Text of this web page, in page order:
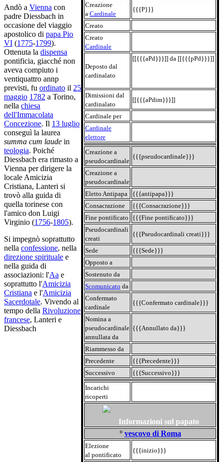
Creazione
a Cardinale
{{{P}}}
Creato
Creato
Cardinale
Deposto dal
cardinalato
[[{{{aPd}}}]] da [[{{{pPd}}}]]
Dimissioni dal
cardinalato
[[{{{aPdim}}}]]
Cardinale per
Cardinale
elettore
Creazione a
pseudocardinale
{{{pseudocardinale}}}
Creazione a
pseudocardinale
Eletto Antipapa
{{{antipapa}}}
Consacrazione
{{{Consacrazione}}}
Fine pontificato
{{{Fine pontificato}}}
Pseudocardinali
creati
{{{Pseudocardinali creati}}}
Sede
{{{Sede}}}
Opposto a
Sostenuto da
Scomunicato da
Confermato
cardinale
{{{Confermato cardinale}}}
Nomina a
pseudocardinale
annullata da
{{{Annullato da}}}
Riammesso da
Precedente
{{{Precedente}}}
Successivo
{{{Successivo}}}
Incarichi
ricoperti
Informazioni sul papato
° vescovo di Roma
Elezione
al pontificato
{{{inizio}}}
Andò a Vienna con
padre Diessbach in
occasione del viaggio
apostolico di papa Pio
VI (1775-1799).
Ottenuta la dispensa
pontificia, giacché non
aveva compiuto i
ventiquattro annp
previsti, fu ordinato il 25
maggio 1782 a Torino,
nella chiesa
dell'Immacolata
Concezione. Il 13 luglio
conseguì la laurea
summa cum laude in
teologia. Poiché
Diessbach era rimasto a
Vienna per dirigere la
locale Amicizia
Cristiana, Lanteri si
trovò alla guida di
quella torinese con
l'amico don Luigi
Virginio (1756-1805).
Si impegnò soprattutto
nella confessione, nella
direzione spirituale e
nella guida di
associazioni: l'Aa e
soprattutto l'Amicizia
Cristiana e l'Amicizia
Sacerdotale. Vivendo al
tempo della Rivoluzione
francese, Lanteri e
Diessbach